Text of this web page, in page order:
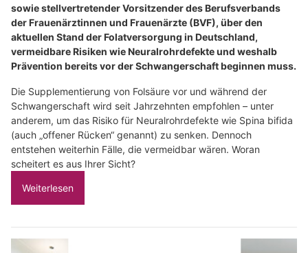
sowie stellvertretender Vorsitzender des Berufsverbands
der Frauenärztinnen und Frauenärzte (BVF), über den
aktuellen Stand der Folatversorgung in Deutschland,
vermeidbare Risiken wie Neuralrohrdefekte und weshalb
Prävention bereits vor der Schwangerschaft beginnen muss.
Die Supplementierung von Folsäure vor und während der
Schwangerschaft wird seit Jahrzehnten empfohlen – unter
anderem, um das Risiko für Neuralrohrdefekte wie Spina bifida
(auch „offener Rücken“ genannt) zu senken. Dennoch
entstehen weiterhin Fälle, die vermeidbar wären. Woran
scheitert es aus Ihrer Sicht?
Weiterlesen